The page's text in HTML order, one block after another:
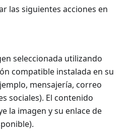
las siguientes acciones en
seleccionada utilizando
compatible instalada en su
mensajería, correo
sociales). El contenido
la imagen y su enlace de